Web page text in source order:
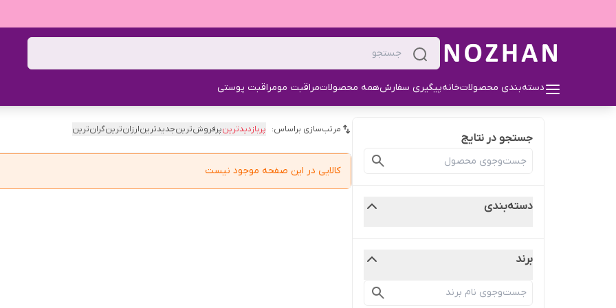
دسته‌بندی محصولاتخانهپیگیری سفارشهمه محصولاتمراقبت مومراقبت پوستی
جستجو در نتایج
دسته‌بندی
برند
مرتب‌سازی براساس: پربازدیدترینپرفروش‌ترینجدیدترینارزان‌ترینگران‌ترین
کالایی در این صفحه موجود نیست